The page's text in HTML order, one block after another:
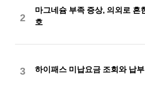
2
마그네슘 부족 증상, 의외로 흔
호
3 하이패스 미납요금 조회와 납부